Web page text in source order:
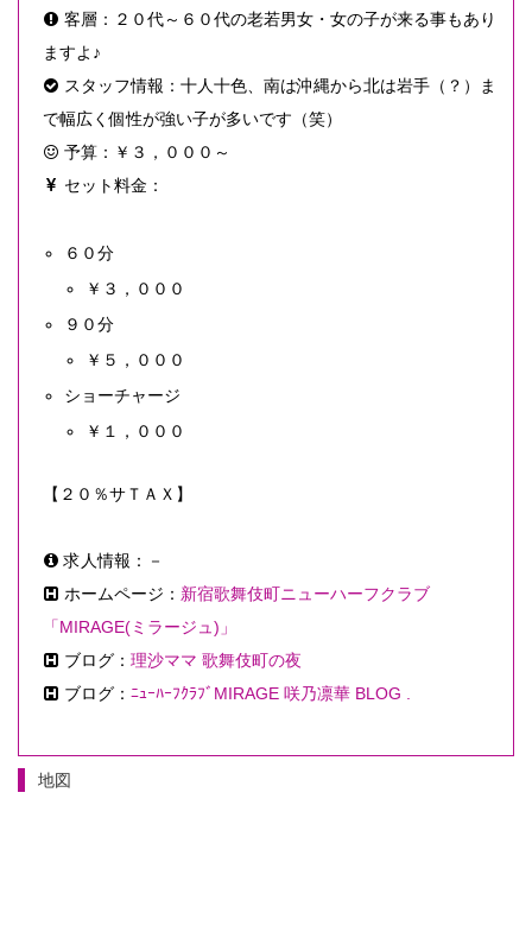
客層：２０代～６０代の老若男女・女の子が来る事もあり
ますよ♪
スタッフ情報：十人十色、南は沖縄から北は岩手（？）ま
で幅広く個性が強い子が多いです（笑）
予算：￥３，０００～
セット料金：
６０分
￥３，０００
９０分
￥５，０００
ショーチャージ
￥１，０００
【２０％サＴＡＸ】
求人情報：－
ホームページ： 新宿歌舞伎町ニューハーフクラブ
「MIRAGE(ミラージュ)」
ブログ： 理沙ママ 歌舞伎町の夜
ブログ： ﾆｭｰﾊｰﾌｸﾗﾌﾞMIRAGE 咲乃凛華 BLOG .
地図